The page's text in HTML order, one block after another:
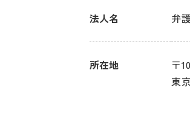
法人名 弁
所在地
〒
東